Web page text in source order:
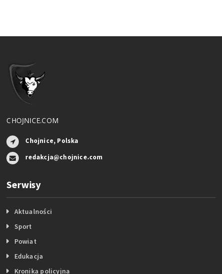
CHOJNICE.COM
Chojnice, Polska
redakcja@chojnice.com
Serwisy
Aktualności
Sport
Powiat
Edukacja
Kronika policyjna